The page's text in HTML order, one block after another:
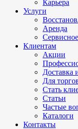
Карьера
Услуги
Аренда
Клиентам
Акции
Доставка
Для
Стать
Статьи
Частые
Каталоги
Контакты